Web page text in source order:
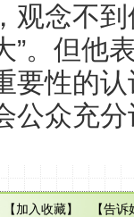
观念不
”。但他
要性的
公众充
加入收藏】 【告诉